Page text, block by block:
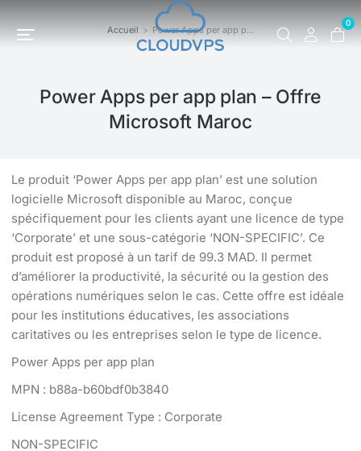
0
Vous êtes ici : Accueil Power Apps per app p…
Power Apps per app plan – Offre
Microsoft Maroc
Le produit ‘Power Apps per app plan’ est une solution
logicielle Microsoft disponible au Maroc, conçue
spécifiquement pour les clients ayant une licence de type
‘Corporate’ et une sous-catégorie ‘NON-SPECIFIC’. Ce
produit est proposé à un tarif de 99.3 MAD. Il permet
d’améliorer la productivité, la sécurité ou la gestion des
opérations numériques selon le cas. Cette offre est idéale
pour les institutions éducatives, les associations
caritatives ou les entreprises selon le type de licence.
Power Apps per app plan
MPN : b88a-b60bdf0b3840
License Agreement Type : Corporate
NON-SPECIFIC